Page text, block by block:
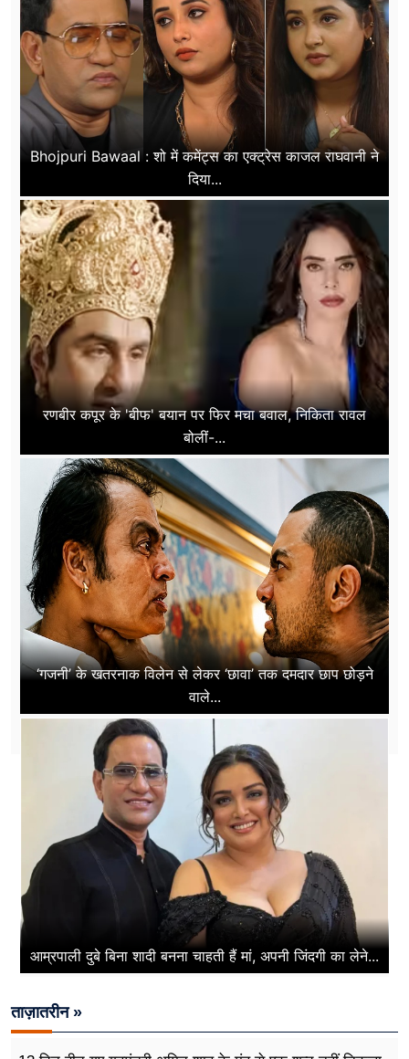
Bhojpuri Bawaal : शो में कमेंट्स का एक्ट्रेस काजल राघवानी ने
दिया...
रणबीर कपूर के 'बीफ' बयान पर फिर मचा बवाल, निकिता रावल
बोलीं-...
‘गजनी’ के खतरनाक विलेन से लेकर ‘छावा’ तक दमदार छाप छोड़ने
वाले...
आम्रपाली दुबे बिना शादी बनना चाहती हैं मां, अपनी जिंदगी का लेने...
ताज़ातरीन »